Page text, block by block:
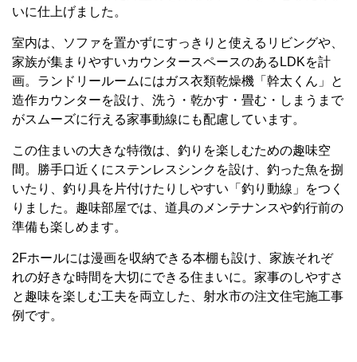
いに仕上げました。
室内は、ソファを置かずにすっきりと使えるリビングや、
家族が集まりやすいカウンタースペースのあるLDKを計
画。ランドリールームにはガス衣類乾燥機「幹太くん」と
造作カウンターを設け、洗う・乾かす・畳む・しまうまで
がスムーズに行える家事動線にも配慮しています。
この住まいの大きな特徴は、釣りを楽しむための趣味空
間。勝手口近くにステンレスシンクを設け、釣った魚を捌
いたり、釣り具を片付けたりしやすい「釣り動線」をつく
りました。趣味部屋では、道具のメンテナンスや釣行前の
準備も楽しめます。
2Fホールには漫画を収納できる本棚も設け、家族それぞ
れの好きな時間を大切にできる住まいに。家事のしやすさ
と趣味を楽しむ工夫を両立した、射水市の注文住宅施工事
例です。